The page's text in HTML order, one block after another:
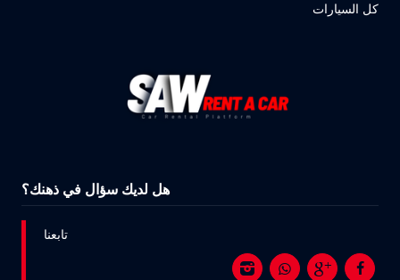
كل السيارات
هل لديك سؤال في ذهنك؟
تابعنا